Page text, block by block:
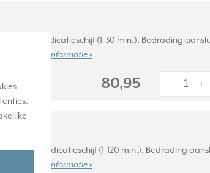
indicatieschijf (1-30 min.). Bedrading
kleur.
Meer informatie »
80,95 +
-
indicatieschijf (1-120 min.). Bedrading
kleur.
Meer informatie »